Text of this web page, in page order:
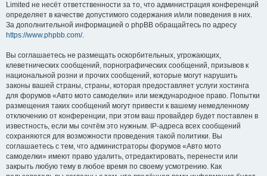
Limited не несёт ответственности за то, что администрация конференций
определяет в качестве допустимого содержания и/или поведения в них.
За дополнительной информацией о phpBB обращайтесь по адресу
https://www.phpbb.com/.
Вы соглашаетесь не размещать оскорбительных, угрожающих,
клеветнических сообщений, порнографических сообщений, призывов к
национальной розни и прочих сообщений, которые могут нарушить
законы вашей страны, страны, которая предоставляет услуги хостинга
для форумов «Авто мото самоделки» или международное право. Попытки
размещения таких сообщений могут привести к вашему немедленному
отключению от конференции, при этом ваш провайдер будет поставлен в
известность, если мы сочтём это нужным. IP-адреса всех сообщений
сохраняются для возможности проведения такой политики. Вы
соглашаетесь с тем, что администраторы форумов «Авто мото
самоделки» имеют право удалить, отредактировать, перенести или
закрыть любую тему в любое время по своему усмотрению. Как